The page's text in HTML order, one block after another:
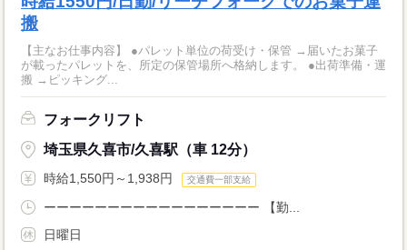
搬
【主なお仕事内容】 ●パレット単位の荷受け・保管 →届いたお菓子
が載ったパレットを、所定の保管場所へ格納します。 ●出荷準備・運
搬 →ピッキング...
フォークリフト
埼玉県久喜市/久喜駅（車 12分）
時給1,550円～1,938円 交通費一部支給
ーーーーーーーーーーーーーーーーー 【勤...
日曜日